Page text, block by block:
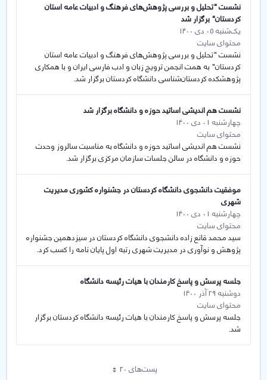
نشست "تحلیل و بررسی پژوهش‌های فرهنگ و ادبیات عامه استان
کردستان" برگزار شد
یک‌شنبه 05 دی 1400
محتوای سایت
نشست "تحلیل و بررسی پژوهش‌های فرهنگ و ادبیات عامه استان
کردستان" به همت انجمن ترویج زبان و ادب فارسی ایران و با همکاری
پژوهشکده کردستان‌شناسی دانشگاه کردستان برگزار شد.
نشست هم اندیشی اساتید حوزه و دانشگاه برگزار شد
چهارشنبه 01 دی 1400
محتوای سایت
نشست هم اندیشی اساتید حوزه و دانشگاه به مناسبت سالروز وحدت
حوزه و دانشگاه در سالن جلسات سازمان مرکزی برگزار شد.
موفقیت دانشجوی دانشگاه کردستان در جشنواره کشوری مدیریت
شهری
چهارشنبه 01 دی 1400
محتوای سایت
سید محمد قانع زاده دانشجوی دانشگاه کردستان در سیزدهمین جشنواره
پژوهش و نوآوری در مدیریت شهری رتبه اول پایان نامه را کسب کرد.
جلسه پرسش و پاسخ کارمندان با هیات رئیسه دانشگاه
دوشنبه 29 آذر 1400
محتوای سایت
جلسه پرسش و پاسخ کارمندان با هیات رئیسه دانشگاه کردستان برگزار
شد.
پست‌‌های 20هر صفحه